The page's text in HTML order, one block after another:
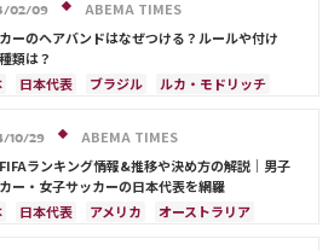
オランダ ポーランド
アイ
メキシコ ウェールズ
コスタリカ
表
カリム・ベンゼマ
02/09
ABEMA TIMES
ーのヘアバンドはなぜつける？ルールや付け
類は？
日本代表 ブラジル
ルカ・モドリッチ
元気
柴崎 岳 伊東 純也
航
10/29
ABEMA TIMES
ランキング情報&推移や決め方の解説｜男子
ー・女子サッカーの日本代表を網羅
日本代表 アメリカ
オーストラリア